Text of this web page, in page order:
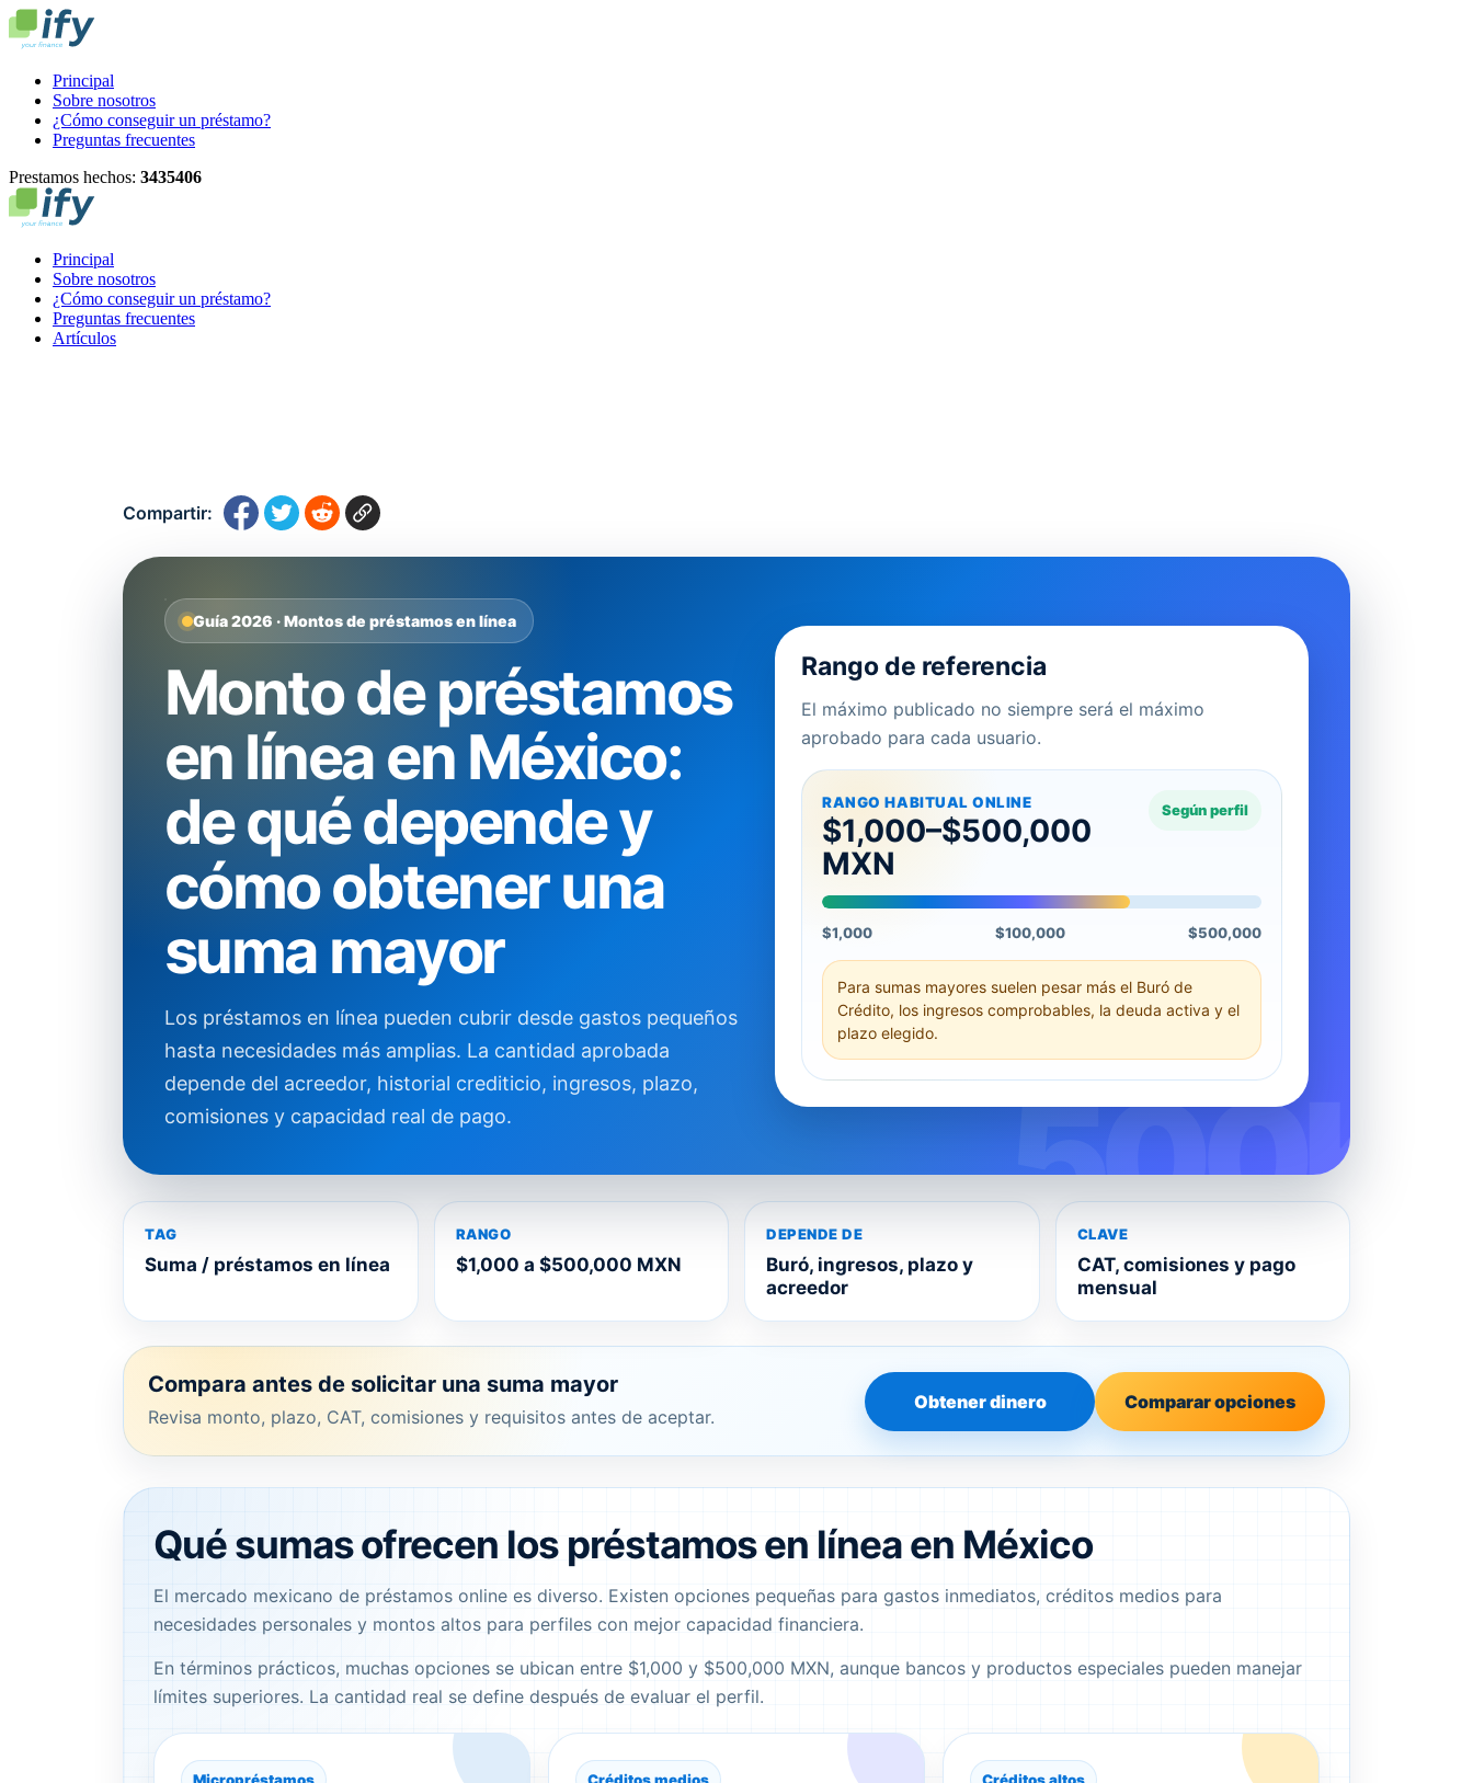
Principal
Sobre nosotros
¿Cómo conseguir un préstamo?
Preguntas frecuentes
Prestamos hechos: 3435406
Principal
Sobre nosotros
¿Cómo conseguir un préstamo?
Preguntas frecuentes
Artículos
Compartir:
Guía 2026 · Montos de préstamos en línea
Monto de préstamos
en línea en México:
de qué depende y
cómo obtener una
suma mayor
Los préstamos en línea pueden cubrir desde gastos pequeños
hasta necesidades más amplias. La cantidad aprobada
depende del acreedor, historial crediticio, ingresos, plazo,
comisiones y capacidad real de pago.
Rango de referencia
El máximo publicado no siempre será el máximo
aprobado para cada usuario.
RANGO HABITUAL ONLINE
$1,000–$500,000
MXN
Según perfil
$1,000 $100,000 $500,000
Para sumas mayores suelen pesar más el Buró de
Crédito, los ingresos comprobables, la deuda activa y el
plazo elegido.
TAG
Suma / préstamos en línea
RANGO
$1,000 a $500,000 MXN
DEPENDE DE
Buró, ingresos, plazo y
acreedor
CLAVE
CAT, comisiones y pago
mensual
Compara antes de solicitar una suma mayor
Revisa monto, plazo, CAT, comisiones y requisitos antes de aceptar.
Obtener dinero Comparar opciones
Qué sumas ofrecen los préstamos en línea en México
El mercado mexicano de préstamos online es diverso. Existen opciones pequeñas para gastos inmediatos, créditos medios para
necesidades personales y montos altos para perfiles con mejor capacidad financiera.
En términos prácticos, muchas opciones se ubican entre $1,000 y $500,000 MXN, aunque bancos y productos especiales pueden manejar
límites superiores. La cantidad real se define después de evaluar el perfil.